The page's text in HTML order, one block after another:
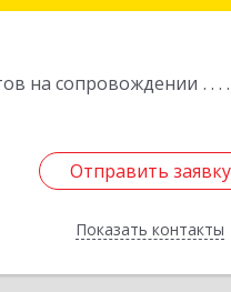
на сопровождении
Отправить заявку
Показать контакты
Отправить заявку
Назад